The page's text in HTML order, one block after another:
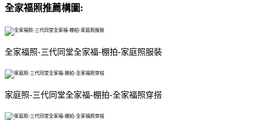
全家福照推薦構圖:
全家福照-三代同堂全家福-棚拍-家庭照服裝
家庭照-三代同堂全家福-棚拍-全家福照穿搭